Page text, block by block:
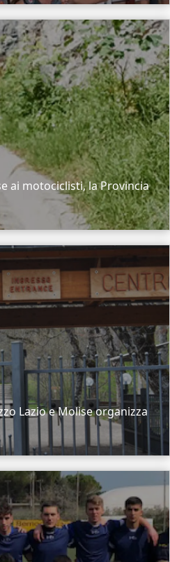
ai motociclisti, la Provincia
Lazio e Molise organizza